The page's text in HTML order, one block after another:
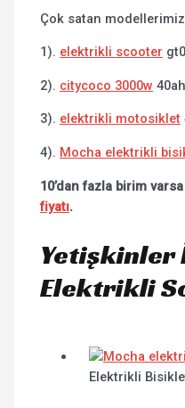
Çok satan
1). elektrikli scooter
2). citycoco 3000w 40ah
3). elektrikli motosiklet
4). Mocha elektrikli
10’dan fazla birim
fiyatı.
Yetişkinler
Elektrikli
Elektrikli